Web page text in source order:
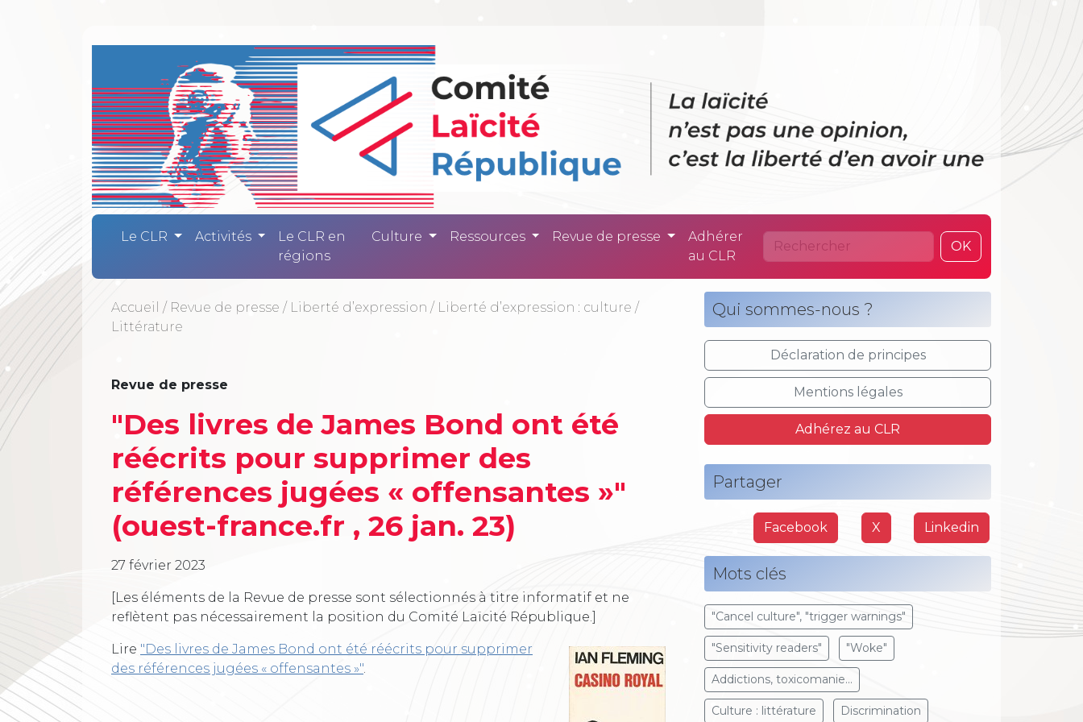
Comité Laïcité République - La laïcité
Le CLR Activités
Le CLR en
régions
Culture Ressources Revue de presse
Adhérer
au CLR
OK
Accueil / Revue de presse / Liberté d’expression / Liberté d’expression : culture /
Littérature
Revue de presse
"Des livres de James Bond ont été
réécrits pour supprimer des
références jugées « offensantes »"
(ouest-france.fr , 26 jan. 23)
27 février 2023
[Les éléments de la Revue de presse sont sélectionnés à titre informatif et ne
reflètent pas nécessairement la position du Comité Laïcité République.]
Lire "Des livres de James Bond ont été réécrits pour supprimer
des références jugées « offensantes »".
Qui sommes-nous ?
Déclaration de principes
Mentions légales
Adhérez au CLR
Partager
Facebook X Linkedin
Mots clés
"Cancel culture", "trigger warnings"
"Sensitivity readers" "Woke"
Addictions, toxicomanie...
Culture : littérature Discrimination